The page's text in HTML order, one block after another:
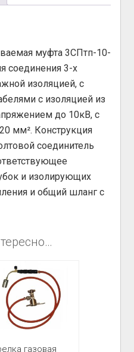
муфта 3СПтп-10-
соединения 3-х
изоляцией, с
с изоляцией из
до 10кВ, с
мм². Конструкция
соединитель
и изолирующих
и общий шланг с
газовая